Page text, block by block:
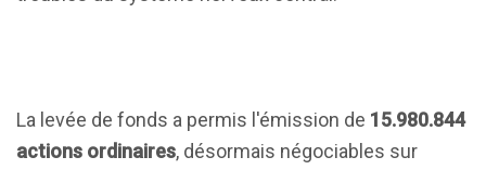
La levée de fonds a permis l'émission de 15.980.844
actions ordinaires, désormais négociables sur